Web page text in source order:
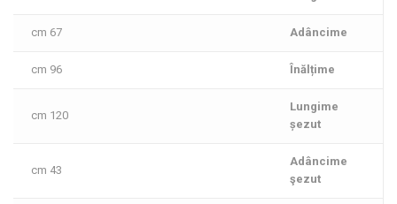
Adâncime
67 cm
Înălțime
96 cm
Lungime
șezut
120 cm
Adâncime
şezut
43 cm